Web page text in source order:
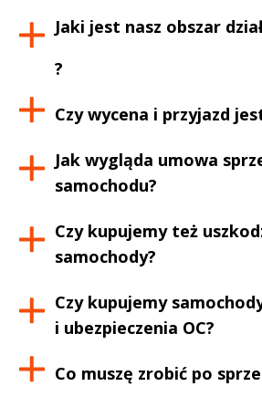
Jaki jest nasz obszar
?
Czy wycena i przyjazd
Jak wygląda umowa
samochodu?
Czy kupujemy też
samochody?
Czy kupujemy
i ubezpieczenia OC?
Co muszę zrobić po